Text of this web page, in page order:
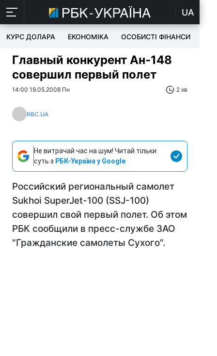
UA
КУРС ДОЛАРА ЕКОНОМІКА ОСОБИСТІ ФІНАНСИ
Главный конкурент Ан-148
совершил первый полет
14:00 19.05.2008 Пн 2 хв
RBC.UA
Не витрачай час на шум! Читай тільки
суть з РБК-Україна у Google
Российский региональный самолет
Sukhoi SuperJet-100 (SSJ-100)
совершил свой первый полет. Об этом
РБК сообщили в пресс-службе ЗАО
"Гражданские самолеты Сухого".